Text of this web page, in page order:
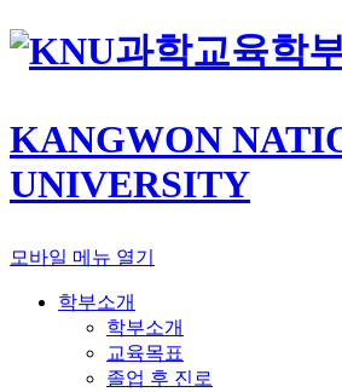
과학교육학
KANGWON
UNIVERSITY
모바일 메뉴 열기
학부소개
학부소개
교육목표
졸업 후 진로